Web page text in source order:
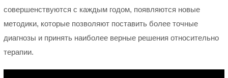
совершенствуются с каждым годом, появляются новые
методики, которые позволяют поставить более точные
диагнозы и принять наиболее верные решения относительно
терапии.